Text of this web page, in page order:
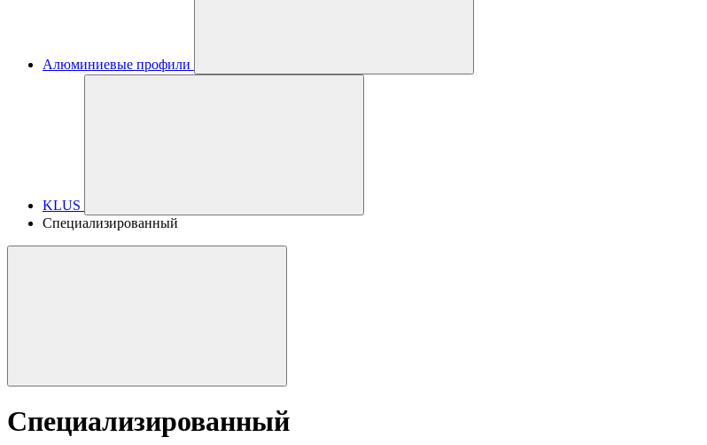
Алюминиевые профили
KLUS
Специализированный
Специализированный